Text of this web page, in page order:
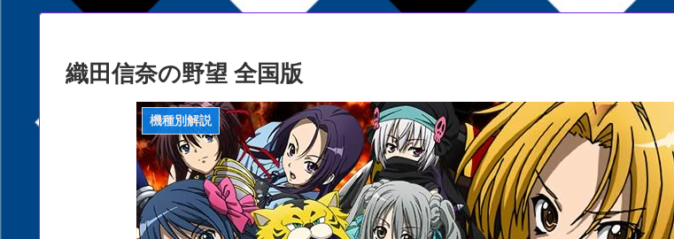
織田信奈の野望 全国版
機種別解説